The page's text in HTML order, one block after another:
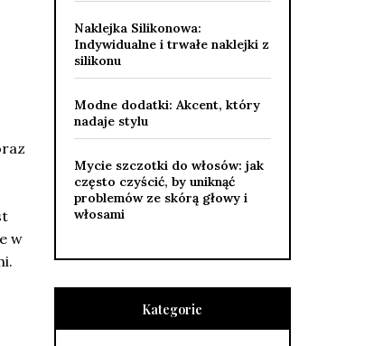
w
Naklejka Silikonowa:
Indywidualne i trwałe naklejki z
silikonu
Modne dodatki: Akcent, który
nadaje stylu
Mycie szczotki do włosów: jak
często czyścić, by uniknąć
problemów ze skórą głowy i
włosami
Kategorie